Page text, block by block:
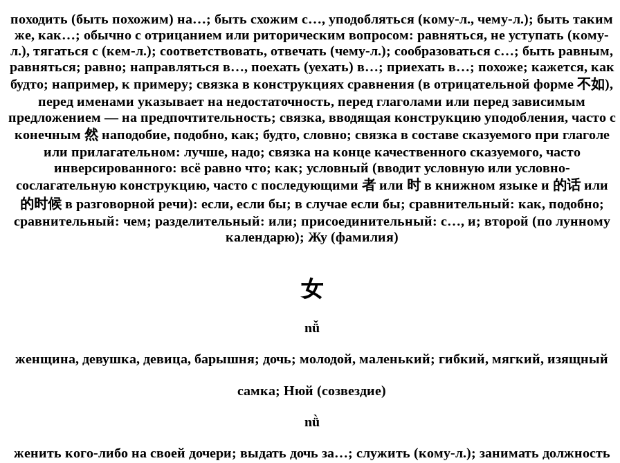
походить (быть похожим) на…; быть схожим с…, уподобляться (кому-л., чему-л.); быть таким
же, как…; обычно с отрицанием или риторическим вопросом: равняться, не уступать (кому-
л.), тягаться с (кем-л.); соответствовать, отвечать (чему-л.); сообразоваться с…; быть равным,
равняться; равно; направляться в…, поехать (уехать) в…; приехать в…; похоже; кажется, как
будто; например, к примеру; связка в конструкциях сравнения (в отрицательной форме 不如),
перед именами указывает на недостаточность, перед глаголами или перед зависимым
предложением — на предпочтительность; связка, вводящая конструкцию уподобления, часто с
конечным 然 наподобие, подобно, как; будто, словно; связка в составе сказуемого при глаголе
или прилагательном: лучше, надо; связка на конце качественного сказуемого, часто
инверсированного: всё равно что; как; условный (вводит условную или условно-
сослагательную конструкцию, часто с последующими 者 или 时 в книжном языке и 的话 или
的时候 в разговорной речи): если, если бы; в случае если бы; сравнительный: как, подобно;
сравнительный: чем; разделительный: или; присоединительный: с…, и; второй (по лунному
календарю); Жу (фамилия)
女
nǚ
женщина, девушка, девица, барышня; дочь; молодой, маленький; гибкий, мягкий, изящный
самка; Нюй (созвездие)
nǜ
женить кого-либо на своей дочери; выдать дочь за…; служить (кому-л.); занимать должность